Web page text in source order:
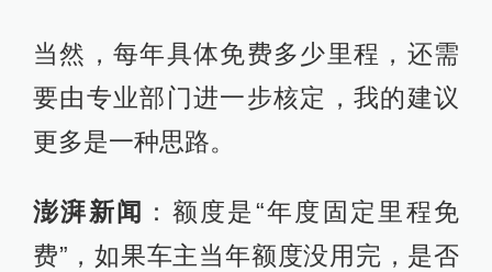
当然，每年具体免费多少里程，还需
要由专业部门进一步核定，我的建议
更多是一种思路。
澎湃新闻 ：额度是“年度固定里程免
费”，如果车主当年额度没用完，是否